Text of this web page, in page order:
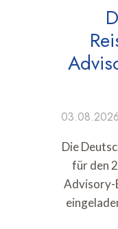
03.08.2026
Die
für den
Advisory-